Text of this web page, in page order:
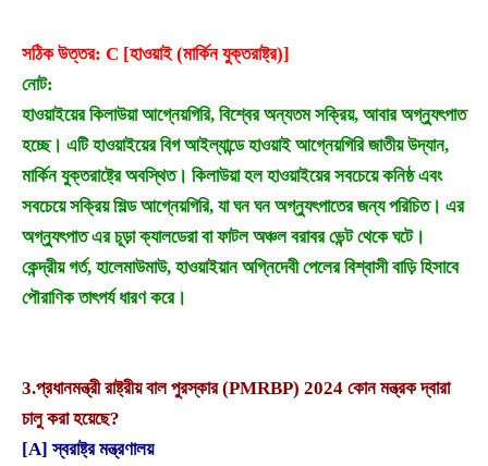
সঠিক উত্তর: C [হাওয়াই (মার্কিন যুক্তরাষ্ট্র)]
নোট:
হাওয়াইয়ের কিলাউয়া আগ্নেয়গিরি, বিশ্বের অন্যতম সক্রিয়, আবার অগ্ন্যুৎপাত
হচ্ছে। এটি হাওয়াইয়ের বিগ আইল্যান্ডে হাওয়াই আগ্নেয়গিরি জাতীয় উদ্যান,
মার্কিন যুক্তরাষ্ট্রে অবস্থিত। কিলাউয়া হল হাওয়াইয়ের সবচেয়ে কনিষ্ঠ এবং
সবচেয়ে সক্রিয় শিল্ড আগ্নেয়গিরি, যা ঘন ঘন অগ্ন্যুৎপাতের জন্য পরিচিত। এর
অগ্ন্যুৎপাত এর চূড়া ক্যালডেরা বা ফাটল অঞ্চল বরাবর ভেন্ট থেকে ঘটে।
কেন্দ্রীয় গর্ত, হালেমাউমাউ, হাওয়াইয়ান অগ্নিদেবী পেলের বিশ্বাসী বাড়ি হিসাবে
পৌরাণিক তাৎপর্য ধারণ করে।
3.প্রধানমন্ত্রী রাষ্ট্রীয় বাল পুরস্কার (PMRBP) 2024 কোন মন্ত্রক দ্বারা
চালু করা হয়েছে?
[A] স্বরাষ্ট্র মন্ত্রণালয়